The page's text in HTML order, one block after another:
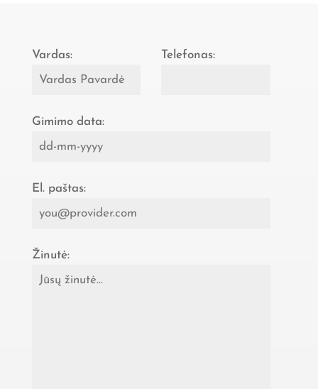
Vardas: Telefonas:
Gimimo data:
El. paštas:
Žinutė: